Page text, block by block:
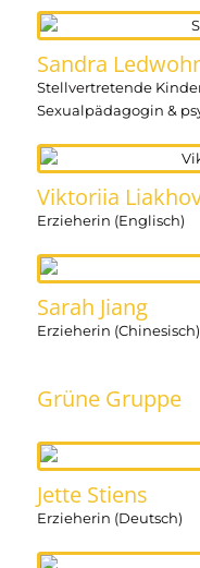
Sandra
Stellvertretende
Sexualpädagogin &
Viktoriia
Erzieherin (Englisch)
Sarah Jiang
Erzieherin (Chinesisch)
Grüne Gruppe
Jette Stiens
Erzieherin (Deutsch)